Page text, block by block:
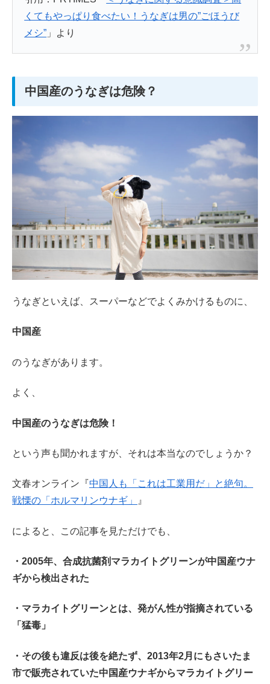
くてもやっぱり食べたい！うなぎは男の”ごほうび
メシ” 」より
中国産のうなぎは危険？
うなぎといえば、スーパーなどでよくみかけるものに、
中国産
のうなぎがあります。
よく、
中国産のうなぎは危険！
という声も聞かれますが、それは本当なのでしょうか？
文春オンライン『中国人も「これは工業用だ」と絶句。
戦慄の「ホルマリンウナギ」
』
によると、この記事を見ただけでも、
・2005年、合成抗菌剤マラカイトグリーンが中国産ウナ
ギから検出された
・マラカイトグリーンとは、発がん性が指摘されている
「猛毒」
・その後も違反は後を絶たず、2013年2月にもさいたま
市で販売されていた中国産ウナギからマラカイトグリー